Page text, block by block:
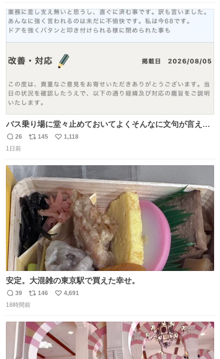
ト
数
数
バス乗り場に堂々止めておいてよくそんなに文句が言える
ね 運転士は日本人やったのなら韓国人は関係ないし、なん
なら68歳も関係ない…
返
信
26
リ
ト
数
145
い
1,118
1日前
安定。大混雑の東京駅で買えた幸せ。
返
信
39
リ
ポ
ト
数
146
い
4,691
18時間前